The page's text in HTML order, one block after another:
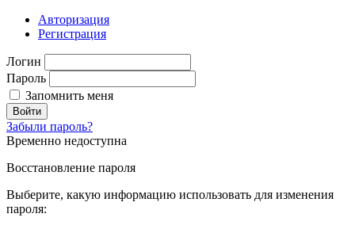
Авторизация
Регистрация
Логин
Пароль
Запомнить меня
Войти
Забыли пароль?
Временно недоступна
Восстановление пароля
Выберите, какую информацию использовать для изменения
пароля: